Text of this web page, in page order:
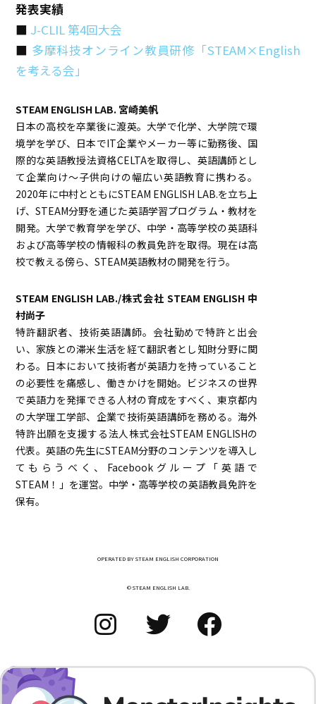
発表実績
■ J-CLIL 第4回大会
■ 多摩科技オンライン教員研修「STEAM×English
を考える会」
STEAM ENGLISH LAB. 宮崎美帆
日本の高校を卒業後に渡英。大学で化学、大学院で環
境学を学び、日本でIT企業やメーカー等に勤務後、国
際的な英語教授法資格CELTAを取得し、英語講師とし
て企業向け～子供向けの幅広い英語教育に携わる。
2020年に中村とともにSTEAM ENGLISH LAB.を立ち上
げ、STEAM分野を通じた英語学習プログラム・教材を
開発。大学で教育学を学び、中学・高等学校の英語科
および高等学校の情報科の教員免許を取得。現在は高
校で教える傍ら、STEAM英語教材の開発を行う。
STEAM ENGLISH LAB./株式会社 STEAM ENGLISH 中
村尚子
特許翻訳者、技術英語講師。会社勤めで特許と出会
い、家族との滞米生活を経て翻訳者とし知財分野に関
わる。日本において技術者が英語力を持っていること
の必要性を痛感し、働きかけを開始。ビジネスの世界
で英語力を発揮できる人材の育成をすべく、東京都内
の大学理工学部、企業で技術英語講師を務める。海外
特許出願を支援する法人株式会社STEAM ENGLISHの
代表。英語の先生にSTEAM分野のコンテンツを導入し
てもらうべく、Facebookグループ「英語で
STEAM！」を運営。中学・高等学校の英語教員免許を
保有。
OPERATED BY STEAM ENGLISH CORPORATION
© STEAM ENGLISH LAB.